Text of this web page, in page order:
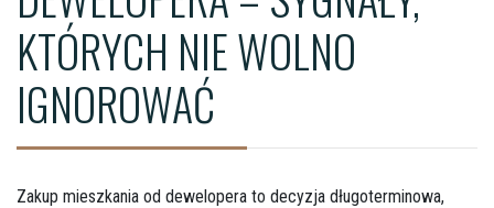
KTÓRYCH NIE WOLNO
IGNOROWAĆ
Zakup mieszkania od dewelopera to decyzja długoterminowa,